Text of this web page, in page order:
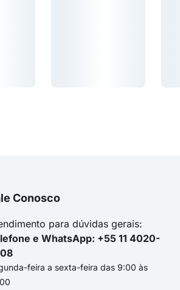
Conosco
para dúvidas gerais:
e WhatsApp: +55 11 4020-
feira a sexta-feira das 9:00 às